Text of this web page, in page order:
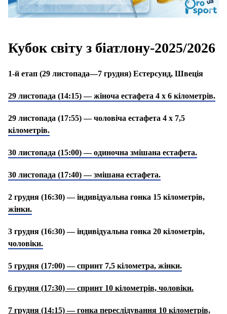
Кубок світу з біатлону-2025/2026
1-й етап (29 листопада—7 грудня) Естерсунд, Швеція
29 листопада (14:15) — жіноча естафета 4 х 6 кілометрів.
29 листопада (17:55) — чоловіча естафета 4 х 7,5
кілометрів.
30 листопада (15:00) — одиночна змішана естафета.
30 листопада (17:40) — змішана естафета.
2 грудня (16:30) — індивідуальна гонка 15 кілометрів,
жінки.
3 грудня (16:30) — індивідуальна гонка 20 кілометрів,
чоловіки.
5 грудня (17:00) — спринт 7,5 кілометра, жінки.
6 грудня (17:30) — спринт 10 кілометрів, чоловіки.
7 грудня (14:15) — гонка переслідування 10 кілометрів,